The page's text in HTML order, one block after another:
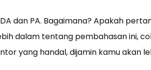
dan PA. Bagaimana? Apakah
dalam tentang pembahasan ini,
yang handal, dijamin kamu akan